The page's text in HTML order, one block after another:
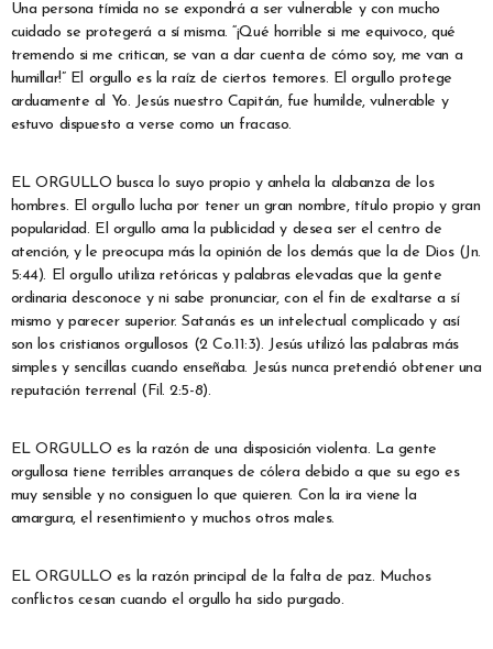
Una persona tímida no se expondrá a ser vulnerable y con mucho
cuidado se protegerá a sí misma. “¡Qué horrible si me equivoco, qué
tremendo si me critican, se van a dar cuenta de cómo soy, me van a
humillar!” El orgullo es la raíz de ciertos temores. El orgullo protege
arduamente al Yo. Jesús nuestro Capitán, fue humilde, vulnerable y
estuvo dispuesto a verse como un fracaso.
EL ORGULLO busca lo suyo propio y anhela la alabanza de los
hombres. El orgullo lucha por tener un gran nombre, título propio y gran
popularidad. El orgullo ama la publicidad y desea ser el centro de
atención, y le preocupa más la opinión de los demás que la de Dios (Jn.
5:44). El orgullo utiliza retóricas y palabras elevadas que la gente
ordinaria desconoce y ni sabe pronunciar, con el fin de exaltarse a sí
mismo y parecer superior. Satanás es un intelectual complicado y así
son los cristianos orgullosos (2 Co.11:3). Jesús utilizó las palabras más
simples y sencillas cuando enseñaba. Jesús nunca pretendió obtener una
reputación terrenal (Fil. 2:5-8).
EL ORGULLO es la razón de una disposición violenta. La gente
orgullosa tiene terribles arranques de cólera debido a que su ego es
muy sensible y no consiguen lo que quieren. Con la ira viene la
amargura, el resentimiento y muchos otros males.
EL ORGULLO es la razón principal de la falta de paz. Muchos
conflictos cesan cuando el orgullo ha sido purgado.